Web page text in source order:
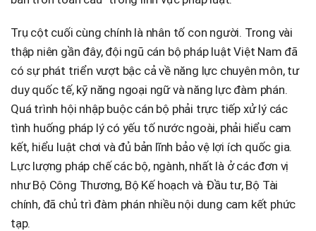
Trụ cột cuối cùng chính là nhân tố con người. Trong vài
thập niên gần đây, đội ngũ cán bộ pháp luật Việt Nam đã
có sự phát triển vượt bậc cả về năng lực chuyên môn, tư
duy quốc tế, kỹ năng ngoại ngữ và năng lực đàm phán.
Quá trình hội nhập buộc cán bộ phải trực tiếp xử lý các
tình huống pháp lý có yếu tố nước ngoài, phải hiểu cam
kết, hiểu luật chơi và đủ bản lĩnh bảo vệ lợi ích quốc gia.
Lực lượng pháp chế các bộ, ngành, nhất là ở các đơn vị
như Bộ Công Thương, Bộ Kế hoạch và Đầu tư, Bộ Tài
chính, đã chủ trì đàm phán nhiều nội dung cam kết phức
tạp.